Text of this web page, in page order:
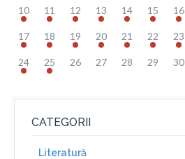
10 11 12 13 14 15 16
17 18 19 20 21 22 23
24 25 26 27 28 29 30
CATEGORII
Literatură